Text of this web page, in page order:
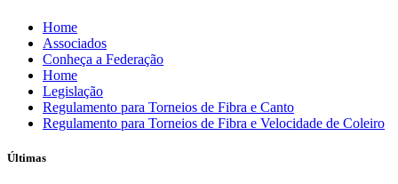
Skip
content
Home
Associados
Conheça a Federação
Home
Legislação
Regulamento para Torneios de Fibra e Canto
Regulamento para Torneios de Fibra e Velocidade de Coleiro
Últimas